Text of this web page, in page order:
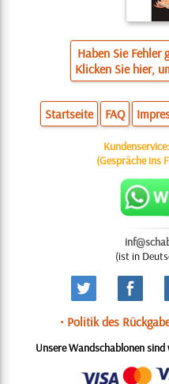
Haben Sie Fehler
Klicken Sie hier,
Startseite FAQ
Kundenservice:
(Gespräche ins
(ist in
• Politik des
Unsere Wandschablonen